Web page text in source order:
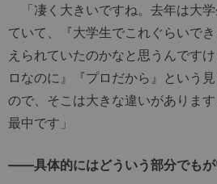
「凄く大きいですね。去年は大
ていて、『大学生でこれぐらいで
えられていたのかなと思うんです
ロなのに』『プロだから』という
ので、そこは大きな違いがありま
最中です」
――具体的にはどういう部分でもが